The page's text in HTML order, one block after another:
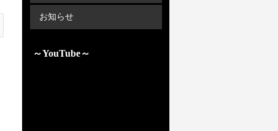
お知らせ
～YouTube～